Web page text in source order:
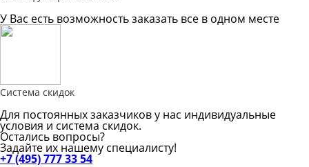
У Вас есть возможность заказать все в одном месте
Система скидок
Для постоянных заказчиков у нас индивидуальные
условия и система скидок.
Остались вопросы?
Задайте их нашему специалисту!
+7 (495) 777 33 54